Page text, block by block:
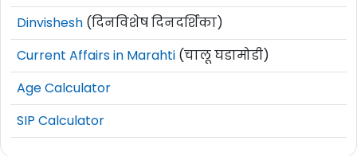
Dinvishesh (दिनविशेष दिनदर्शिका)
Current Affairs in Marahti (चालू घडामोडी)
Age Calculator
SIP Calculator